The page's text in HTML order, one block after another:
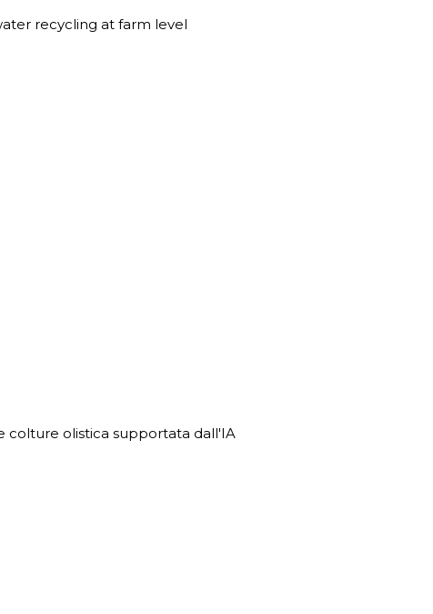
recycling at farm level
colture olistica supportata dall'IA